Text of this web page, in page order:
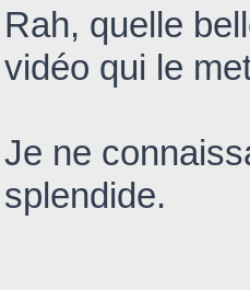
Rah, quelle
vidéo qui le
Je ne
splendide.